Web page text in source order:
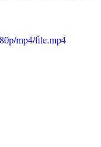
mp4/file.mp4